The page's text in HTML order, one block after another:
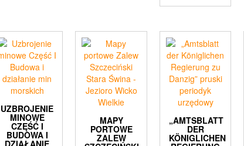
UZBROJENIE
MINOWE
CZĘŚĆ I
BUDOWA I
DZIAŁANIE
MAPY
PORTOWE
ZALEW
„AMTSBLATT
DER
KÖNIGLICHEN